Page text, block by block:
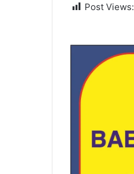
Post Views: